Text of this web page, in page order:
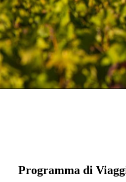
Programma di